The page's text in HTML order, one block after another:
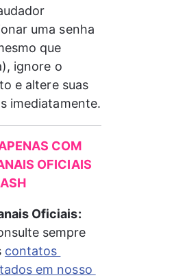
uma senha
que
ignore o
e altere suas
imediatamente.
COM
OFICIAIS
Oficiais:
sempre
contatos
em nosso